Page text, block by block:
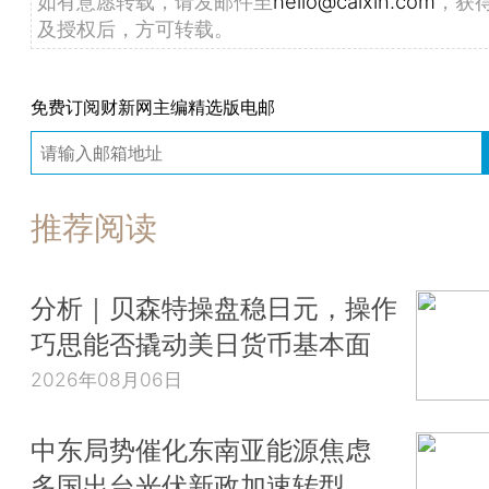
及授权后，方可转载。
免费订阅财新网主编精选版电邮
推荐阅读
分析｜贝森特操盘稳日元，操作
巧思能否撬动美日货币基本面
2026年08月06日
中东局势催化东南亚能源焦虑